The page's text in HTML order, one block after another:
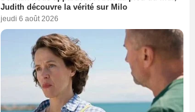
Judith découvre la vérité sur Milo
jeudi 6 août 2026